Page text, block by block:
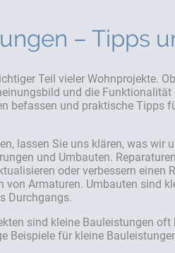
– Tipps
Teil vieler Wohnprojekte.
und die
befassen und praktische Tipps
lassen Sie uns klären, was wir
und Umbauten.
oder verbessern einen
von Armaturen. Umbauten sind
Durchgangs.
sind kleine Bauleistungen
Beispiele für kleine